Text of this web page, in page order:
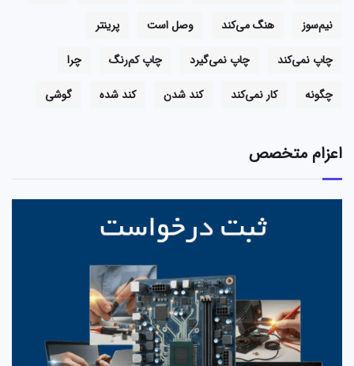
نیم‌سوز
هنگ می‌کند وصل است
پرینتر
چاپ نمی‌کند
چاپ نمی‌گیرد چاپ کم‌رنگ
چرا
چگونه
کار نمی‌کند کند شدن کند شده گوشی
اعزام متخصص